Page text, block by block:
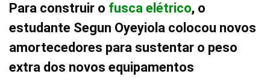
Para construir o fusca elétrico, o
estudante Segun Oyeyiola colocou novos
amortecedores para sustentar o peso
extra dos novos equipamentos